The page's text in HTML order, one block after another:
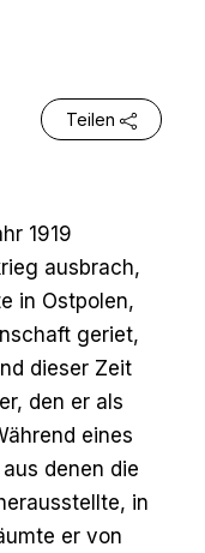
Teilen
1919
ausbrach,
in Ostpolen,
geriet,
dieser Zeit
den er als
eines
denen die
in
er von